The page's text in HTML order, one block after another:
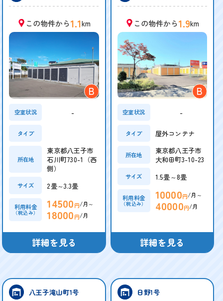
この物件から1.1km
B
空室状況 -
タイプ
所在地
東京都八王子市
石川町730-1（西
側）
サイズ 2畳～3.3畳
利用料金
（税込み）
14500円/月～
18000円/月
詳細を見る
この物件から1.9km
B
空室状況 -
タイプ 屋外コンテナ
所在地
東京都八王子市
大和田町3-10-23
サイズ 1.5畳～8畳
利用料金
（税込み）
10000円/月～
40000円/月
詳細を見る
八王子滝山町1号 日野1号